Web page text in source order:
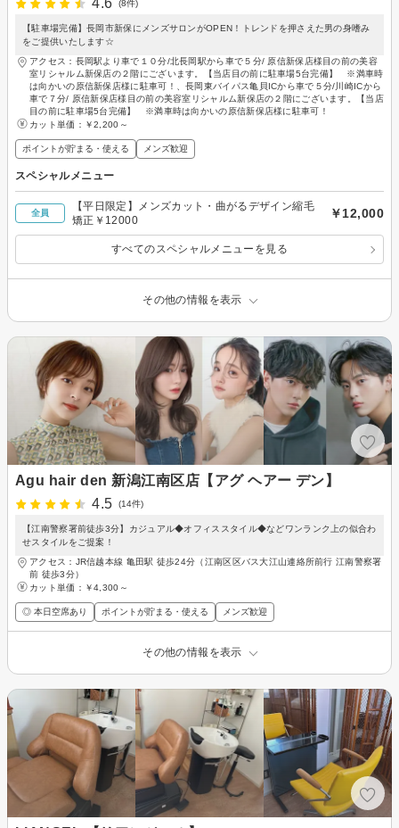
4.6 (8件)
【駐車場完備】長岡市新保にメンズサロンがOPEN！トレンドを押さえた男の身嗜み
をご提供いたします☆
アクセス：長岡駅より車で１０分/北長岡駅から車で５分/ 原信新保店様目の前の美容
室リシャルム新保店の２階にございます。【当店目の前に駐車場5台完備】 ※満車時
は向かいの原信新保店様に駐車可！、長岡東バイパス亀貝ICから車で５分/川崎ICから
車で７分/ 原信新保店様目の前の美容室リシャルム新保店の２階にございます。【当店
目の前に駐車場5台完備】 ※満車時は向かいの原信新保店様に駐車可！
カット単価： ￥2,200～
ポイントが貯まる・使える メンズ歓迎
スペシャルメニュー
全員
【平日限定】メンズカット・曲がるデザイン縮毛
矯正￥12000
￥12,000
すべてのスペシャルメニューを見る
その他の情報を表示
Agu hair den 新潟江南区店【アグ ヘアー デン】
4.5
(14件)
【江南警察署前徒歩3分】カジュアル◆オフィススタイル◆などワンランク上の似合わ
せスタイルをご提案！
アクセス：JR信越本線 亀田駅 徒歩24分（江南区区バス大江山連絡所前行 江南警察署
前 徒歩3分）
カット単価： ￥4,300～
◎ 本日空席あり ポイントが貯まる・使える メンズ歓迎
その他の情報を表示